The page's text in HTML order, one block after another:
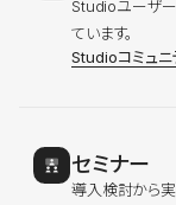
Studioユーザー
ています。
Studioコミュニ
セミナー
導入検討から